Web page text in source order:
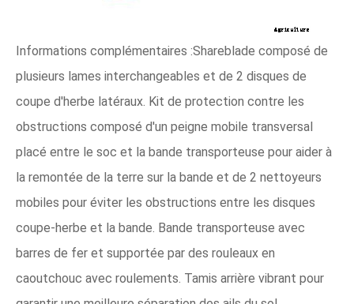
Informations complémentaires :Shareblade composé de
plusieurs lames interchangeables et de 2 disques de
coupe d'herbe latéraux. Kit de protection contre les
obstructions composé d'un peigne mobile transversal
placé entre le soc et la bande transporteuse pour aider à
la remontée de la terre sur la bande et de 2 nettoyeurs
mobiles pour éviter les obstructions entre les disques
coupe-herbe et la bande. Bande transporteuse avec
barres de fer et supportée par des rouleaux en
caoutchouc avec roulements. Tamis arrière vibrant pour